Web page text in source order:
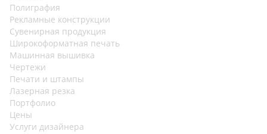
Полиграфия
Рекламные конструкции
Сувенирная продукция
Широкоформатная печать
Машинная вышивка
Чертежи
Печати и штампы
Лазерная резка
Портфолио
Цены
Услуги дизайнера